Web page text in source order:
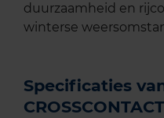
duurzaamheid en
winterse
Specificaties